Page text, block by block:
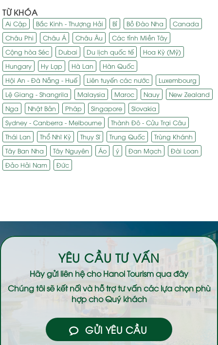
TỪ KHÓA
Ai Cập Bắc Kinh - Thượng Hải Bỉ Bồ Đào Nha
Canada
Châu Phi
Châu Á Châu Âu
Các tỉnh Miền Tây
Cộng hòa Séc
Dubai Du lịch quốc tế
Hoa Kỳ (Mỹ)
Hungary
Hy Lạp Hà Lan
Hàn Quốc
Hội An - Đà Nẵng - Huế
Liên tuyến các nước
Luxembourg
Lệ Giang - Shangrila
Malaysia Maroc Nauy
New Zealand
Nga
Nhật Bản Pháp Singapore
Slovakia
Sydney - Canberra - Melbourne
Thành Đô - Cửu Trại Câu
Thái Lan
Thổ Nhĩ Kỳ Thụy Sĩ Trung Quốc
Trùng Khánh
Tây Ban Nha
Tây Nguyên Áo ý Đan Mạch
Đài Loan
Đảo Hải Nam
Đức
YÊU CẦU TƯ VẤN
Hãy gửi liên hệ choHanoi Tourismqua đây
Chúng tôi sẽ kết nối và hỗ trợ tư vấn các lựa chọn phù
hợp cho Quý khách
GỬI YÊU CẦU